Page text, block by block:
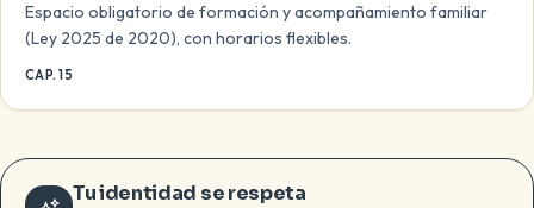
Espacio obligatorio de formación y acompañamiento familiar
(Ley 2025 de 2020), con horarios flexibles.
CAP. 15
Tu identidad se respeta